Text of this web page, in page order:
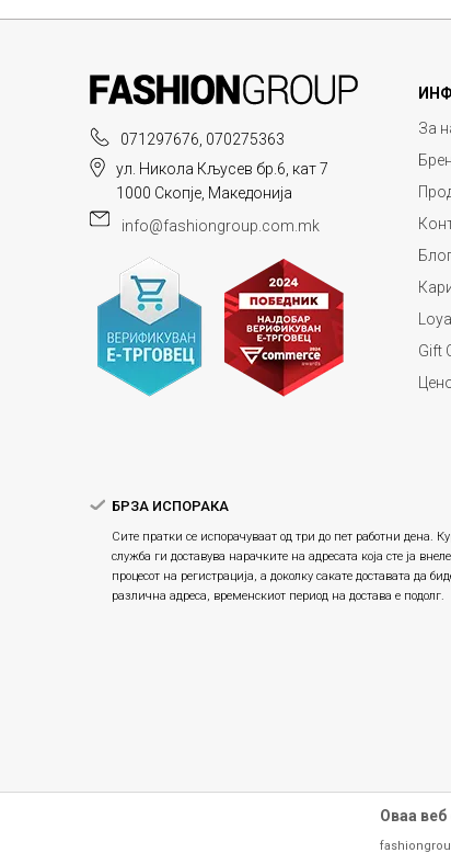
071297676, 070275363
ул. Никола Кљусев бр.6, кат 7
1000 Скопје, Македонија
info@fashiongroup.com.mk
За
Gift
БРЗА ИСПОРАКА
Сите пратки се испорачуваат од три до пет работни дена.
служба ги доставува нарачките на адресата која сте ја
процесот на регистрација, а доколку сакате доставата да
различна адреса, временскиот период на достава е подолг.
Оваа